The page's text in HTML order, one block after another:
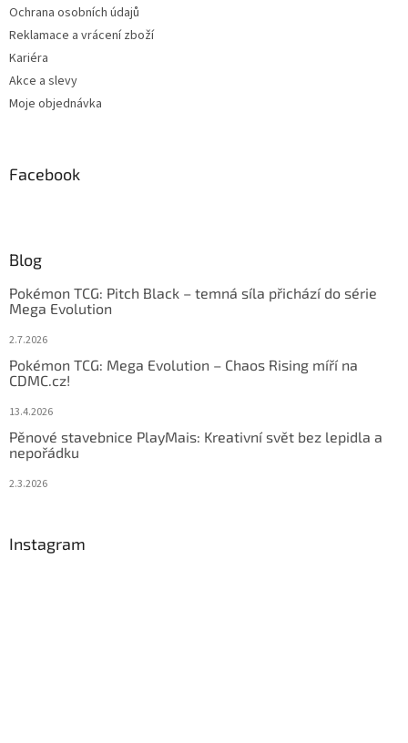
Ochrana osobních údajů
Reklamace a vrácení zboží
Kariéra
Akce a slevy
Moje objednávka
Facebook
Blog
Pokémon TCG: Pitch Black – temná síla přichází do série
Mega Evolution
2.7.2026
Pokémon TCG: Mega Evolution – Chaos Rising míří na
CDMC.cz!
13.4.2026
Pěnové stavebnice PlayMais: Kreativní svět bez lepidla a
nepořádku
2.3.2026
Instagram